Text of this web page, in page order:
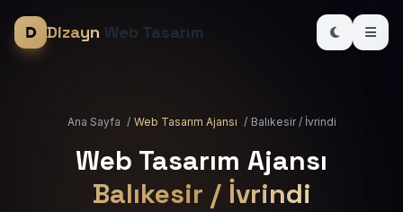
Dizayn Web Tasarım
Ana Sayfa / Web Tasarım Ajansı / Balıkesir / İvrindi
Web Tasarım Ajansı
Balıkesir / İvrindi